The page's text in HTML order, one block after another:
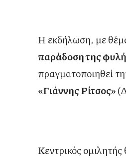
Η εκδήλωση, με
παράδοση της
πραγματοποιηθεί
«Γιάννης Ρίτσος»
Κεντρικός ομιλητής